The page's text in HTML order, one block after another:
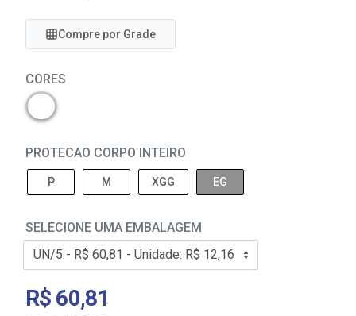
Compre por Grade
CORES
PROTECAO CORPO INTEIRO
P M XGG EG
SELECIONE UMA EMBALAGEM
R$ 60,81